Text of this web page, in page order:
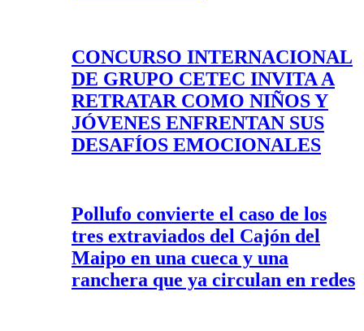
CONCURSO INTERNACIONAL
DE GRUPO CETEC INVITA A
RETRATAR COMO NIÑOS Y
JÓVENES ENFRENTAN SUS
DESAFÍOS EMOCIONALES
Pollufo convierte el caso de los
tres extraviados del Cajón del
Maipo en una cueca y una
ranchera que ya circulan en redes